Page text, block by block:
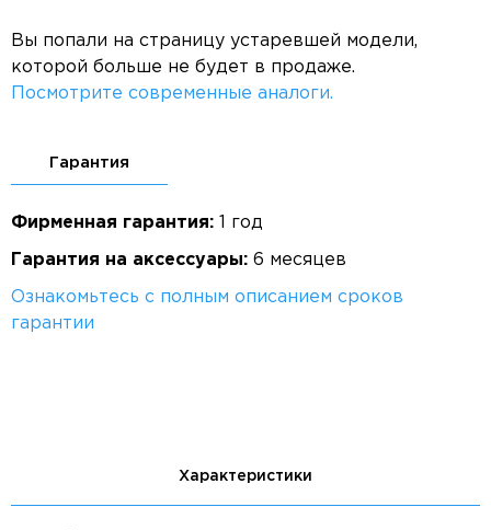
Вы попали на страницу устаревшей модели,
которой больше не будет в продаже.
Посмотрите современные аналоги.
Гарантия
Фирменная гарантия: 1 год
Гарантия на аксессуары: 6 месяцев
Ознакомьтесь с полным описанием сроков
гарантии
Характеристики